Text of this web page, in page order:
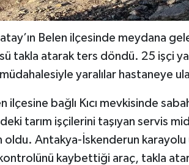
Belen ilçesinde meydana
takla atarak ters döndü. 25 işçi
yaralılar hastaneye
ilçesine bağlı Kıcı mevkisinde
tarım işçilerini taşıyan servis
oldu. Antakya-İskenderun
kaybettiği araç, takla